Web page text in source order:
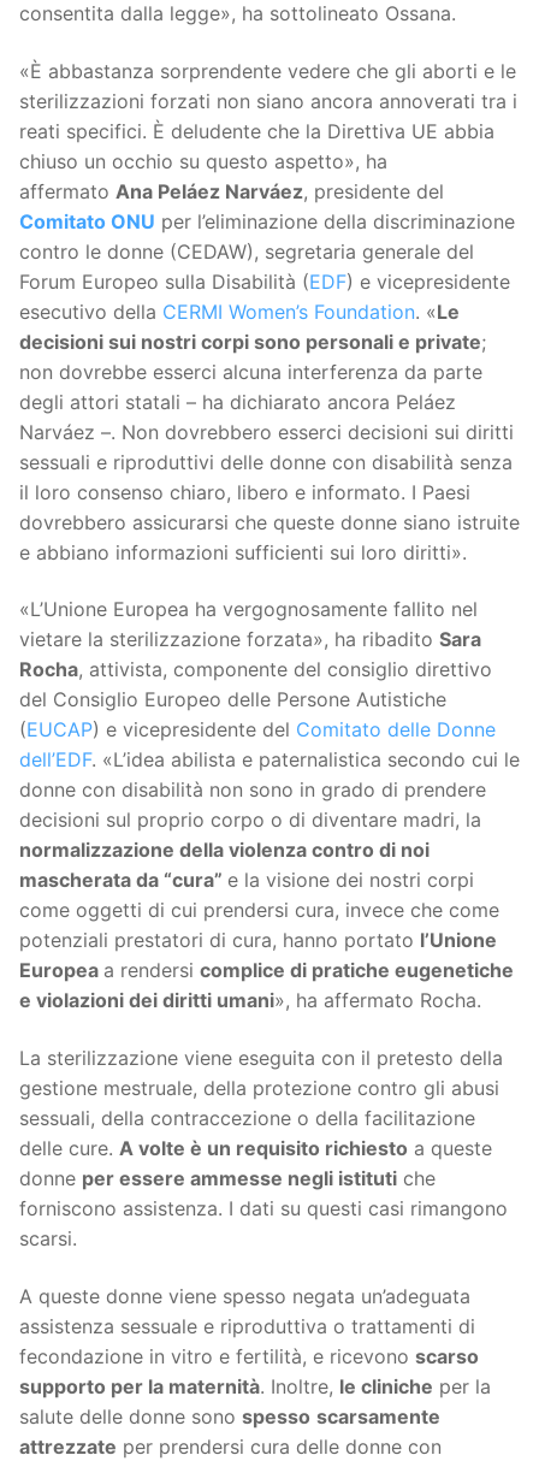
consentita dalla legge», ha sottolineato Ossana.
«È abbastanza sorprendente vedere che gli aborti e le
sterilizzazioni forzati non siano ancora annoverati tra i
reati specifici. È deludente che la Direttiva UE abbia
chiuso un occhio su questo aspetto», ha
affermato Ana Peláez Narváez, presidente del
Comitato ONU per l’eliminazione della discriminazione
contro le donne (CEDAW), segretaria generale del
Forum Europeo sulla Disabilità (EDF) e vicepresidente
esecutivo della CERMI Women’s Foundation. «Le
decisioni sui nostri corpi sono personali e private;
non dovrebbe esserci alcuna interferenza da parte
degli attori statali – ha dichiarato ancora Peláez
Narváez –. Non dovrebbero esserci decisioni sui diritti
sessuali e riproduttivi delle donne con disabilità senza
il loro consenso chiaro, libero e informato. I Paesi
dovrebbero assicurarsi che queste donne siano istruite
e abbiano informazioni sufficienti sui loro diritti».
«L’Unione Europea ha vergognosamente fallito nel
vietare la sterilizzazione forzata», ha ribadito Sara
Rocha, attivista, componente del consiglio direttivo
del Consiglio Europeo delle Persone Autistiche
(EUCAP) e vicepresidente del Comitato delle Donne
dell’EDF. «L’idea abilista e paternalistica secondo cui le
donne con disabilità non sono in grado di prendere
decisioni sul proprio corpo o di diventare madri, la
normalizzazione della violenza contro di noi
mascherata da “cura” e la visione dei nostri corpi
come oggetti di cui prendersi cura, invece che come
potenziali prestatori di cura, hanno portato l’Unione
Europea a rendersi complice di pratiche eugenetiche
e violazioni dei diritti umani», ha affermato Rocha.
La sterilizzazione viene eseguita con il pretesto della
gestione mestruale, della protezione contro gli abusi
sessuali, della contraccezione o della facilitazione
delle cure. A volte è un requisito richiesto a queste
donne per essere ammesse negli istituti che
forniscono assistenza. I dati su questi casi rimangono
scarsi.
A queste donne viene spesso negata un’adeguata
assistenza sessuale e riproduttiva o trattamenti di
fecondazione in vitro e fertilità, e ricevono scarso
supporto per la maternità. Inoltre, le cliniche per la
salute delle donne sono spesso scarsamente
attrezzate per prendersi cura delle donne con